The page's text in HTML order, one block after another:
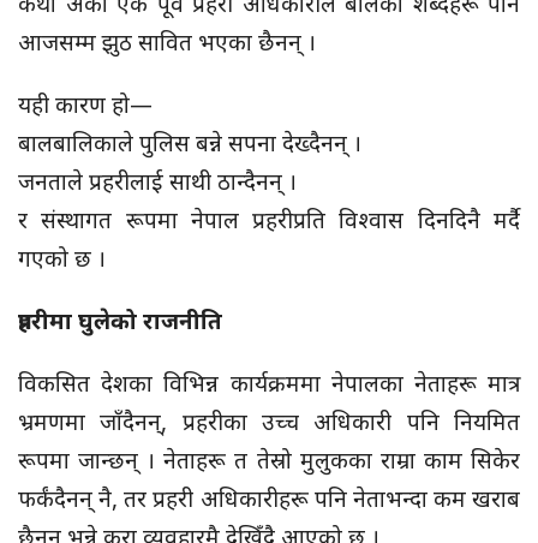
आजसम्म झुठ सावित भएका छैनन् ।
यही कारण हो—
बालबालिकाले पुलिस बन्ने सपना देख्दैनन् ।
जनताले प्रहरीलाई साथी ठान्दैनन् ।
र संस्थागत रूपमा नेपाल प्रहरीप्रति विश्वास दिनदिनै मर्दै
गएको छ ।
प्रहरीमा घुलेको राजनीति
विकसित देशका विभिन्न कार्यक्रममा नेपालका नेताहरू मात्र
भ्रमणमा जाँदैनन्, प्रहरीका उच्च अधिकारी पनि नियमित
रूपमा जान्छन् । नेताहरू त तेस्रो मुलुकका राम्रा काम सिकेर
फर्कंदैनन् नै, तर प्रहरी अधिकारीहरू पनि नेताभन्दा कम खराब